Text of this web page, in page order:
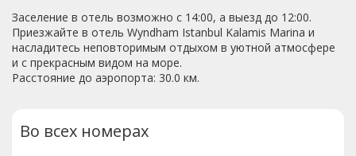
Заселение в отель возможно с 14:00, а выезд до 12:00.
Приезжайте в отель Wyndham Istanbul Kalamis Marina и
насладитесь неповторимым отдыхом в уютной атмосфере
и с прекрасным видом на море.
Расстояние до аэропорта: 30.0 км.
Во всех номерах